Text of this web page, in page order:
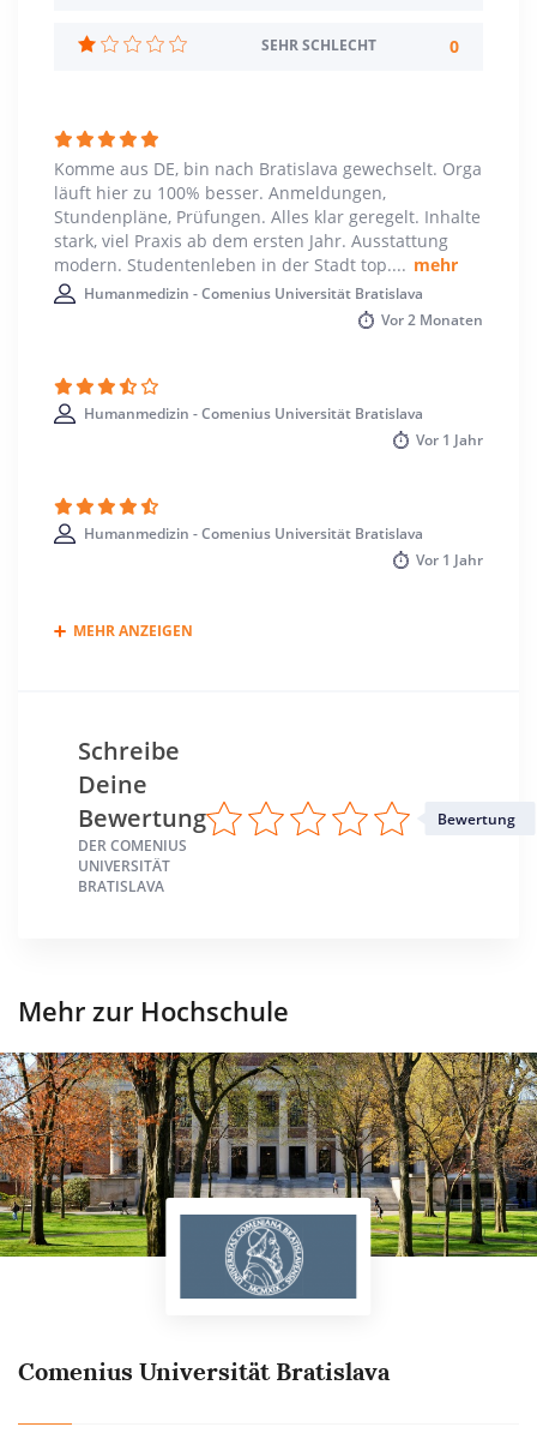
Englisch
SEHR SCHLECHT 0
Komme aus DE, bin nach Bratislava gewechselt. Orga
läuft hier zu 100% besser. Anmeldungen,
Stundenpläne, Prüfungen. Alles klar geregelt. Inhalte
stark, viel Praxis ab dem ersten Jahr. Ausstattung
modern. Studentenleben in der Stadt top.... mehr
Humanmedizin - Comenius Universität Bratislava
Vor2 Monaten
Humanmedizin - Comenius Universität Bratislava
Vor 1 Jahr
Humanmedizin - Comenius Universität Bratislava
Vor 1 Jahr
MEHR ANZEIGEN
Schreibe
Deine
Bewertung
DER COMENIUS
UNIVERSITÄT
BRATISLAVA
Bewertung
Mehr zur Hochschule
Comenius Universität Bratislava